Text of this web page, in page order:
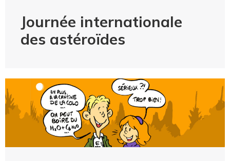
Journée internationale
des astéroïdes